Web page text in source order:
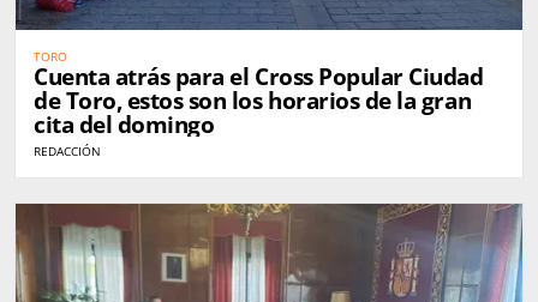
TORO
Cuenta atrás para el Cross Popular Ciudad
de Toro, estos son los horarios de la gran
cita del domingo
REDACCIÓN